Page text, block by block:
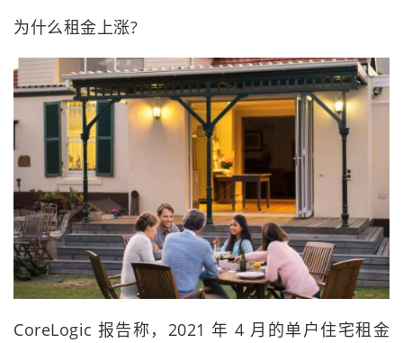
为什么租金上涨?
CoreLogic 报告称，2021 年 4 月的单户住宅租金